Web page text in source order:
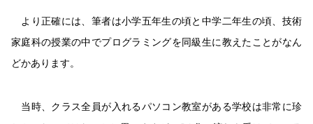
より正確には、筆者は小学五年生の頃と中学二年生の頃、技術
家庭科の授業の中でプログラミングを同級生に教えたことがなん
どかあります。
当時、クラス全員が入れるパソコン教室がある学校は非常に珍